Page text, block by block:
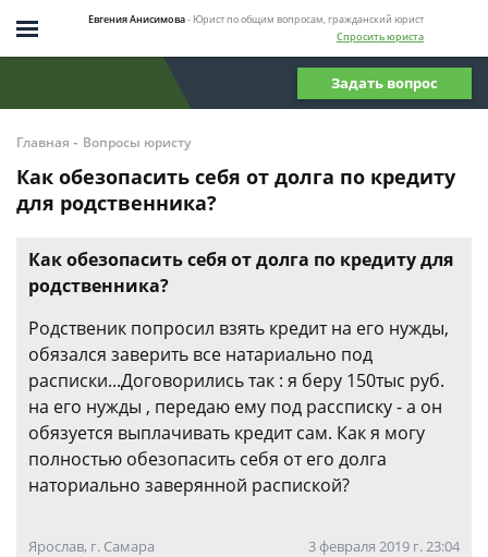
Евгения Анисимова- Юрист по общим вопросам, гражданский юрист
Спросить юриста
Задать вопрос
Главная - Вопросы юристу
Как обезопасить себя от долга по кредиту
для родственника?
Как обезопасить себя от долга по кредиту для
родственника?
Родственик попросил взять кредит на его нужды,
обязался заверить все натариально под
расписки...Договорились так : я беру 150тыс руб.
на его нужды , передаю ему под рассписку - а он
обязуется выплачивать кредит сам. Как я могу
полностью обезопасить себя от его долга
наториально заверянной распиской?
Ярослав, г. Самара 3 февраля 2019 г. 23:04